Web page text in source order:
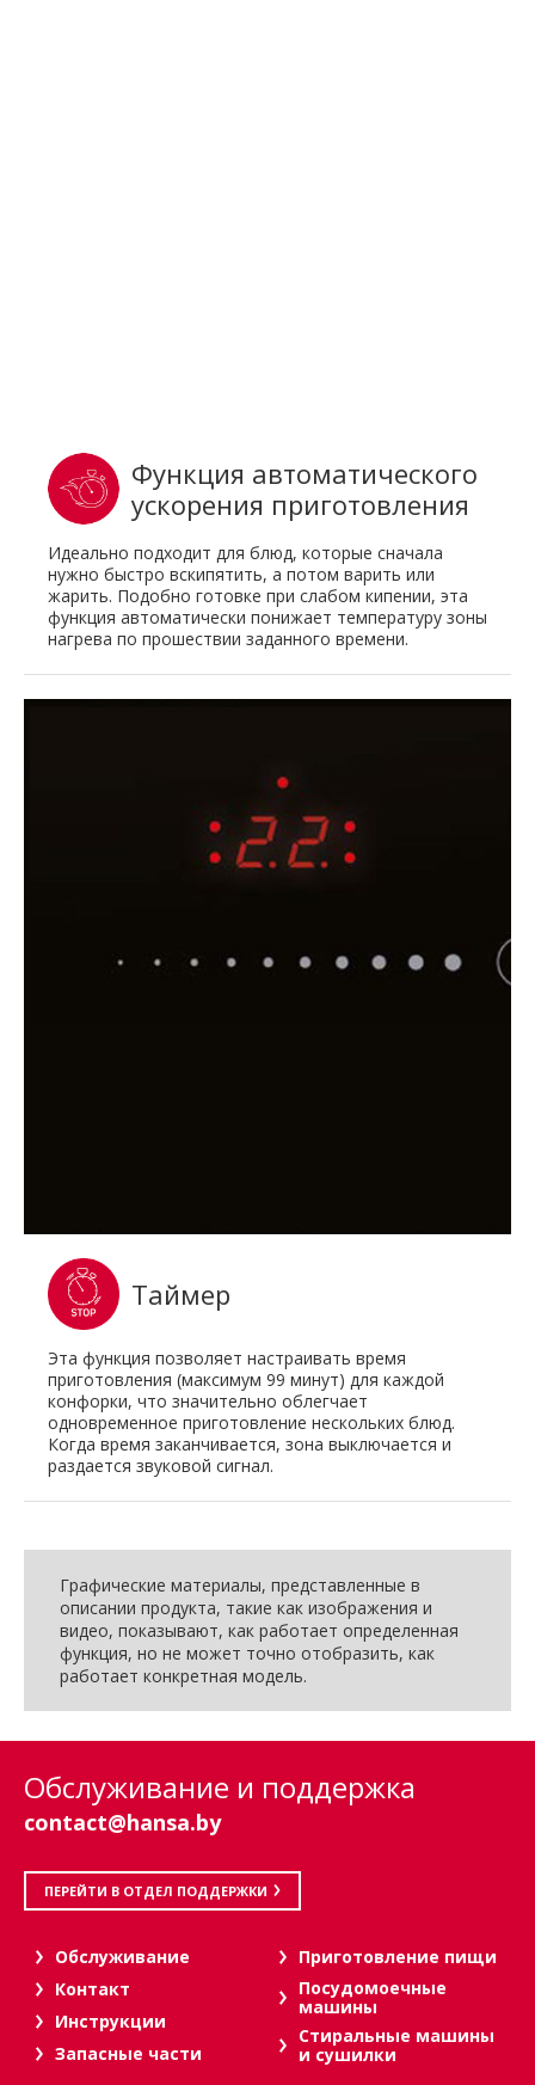
Функция автоматического
ускорения приготовления
Идеально подходит для блюд, которые сначала
нужно быстро вскипятить, а потом варить или
жарить. Подобно готовке при слабом кипении, эта
функция автоматически понижает температуру зоны
нагрева по прошествии заданного времени.
Таймер
Эта функция позволяет настраивать время
приготовления (максимум 99 минут) для каждой
конфорки, что значительно облегчает
одновременное приготовление нескольких блюд.
Когда время заканчивается, зона выключается и
раздается звуковой сигнал.
Графические материалы, представленные в
описании продукта, такие как изображения и
видео, показывают, как работает определенная
функция, но не может точно отобразить, как
работает конкретная модель.
Обслуживание и поддержка
contact@hansa.by
ПЕРЕЙТИ В ОТДЕЛ ПОДДЕРЖКИ
Oбслуживание
Контакт
Инструкции
Запасные части
Приготовление пищи
Посудомоечные
машины
Стиральные машины
и сушилки